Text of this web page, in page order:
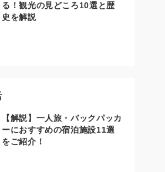
る！観光の見どころ10選と歴
史を解説
【解説】一人旅・バックパッカ
ーにおすすめの宿泊施設11選
をご紹介！